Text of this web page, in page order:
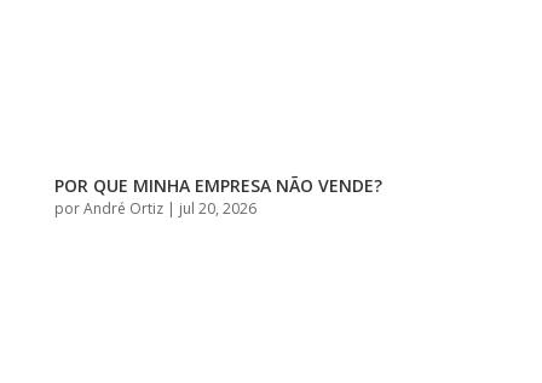
POR QUE MINHA EMPRESA NÃO VENDE?
porAndré Ortiz| jul 20, 2026